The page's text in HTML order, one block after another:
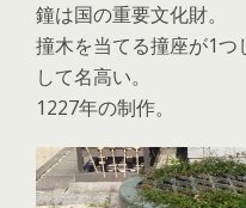
鐘は国の重要文化財。
撞木を当てる撞座が1つ
して名高い。
1227年の制作。